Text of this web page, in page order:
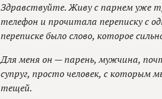
Здравствуйте. Живу с парнем уже
телефон и прочитала переписку с
переписке было слово, которое
Для меня он — парень, мужчина,
супруг, просто человек, с
тещей.